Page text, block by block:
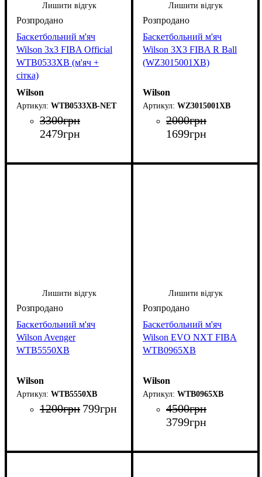
Лишити відгук
Баскетбольний м'яч
Wilson 3x3 FIBA Official
WTB0533XB (м'яч +
сітка)
Wilson
WTB0533XB-NET
3300грн
2479грн
Лишити відгук
Баскетбольний м'яч
Wilson 3X3 FIBA R Ball
(WZ3015001XB)
Wilson
WZ3015001XB
2000грн
1699грн
Лишити відгук
Баскетбольний м'яч
Wilson Avenger
WTB5550XB
Wilson
WTB5550XB
1200грн 799грн
Лишити відгук
Баскетбольний м'яч
Wilson EVO NXT FIBA
WTB0965XB
Wilson
WTB0965XB
4500грн
3799грн